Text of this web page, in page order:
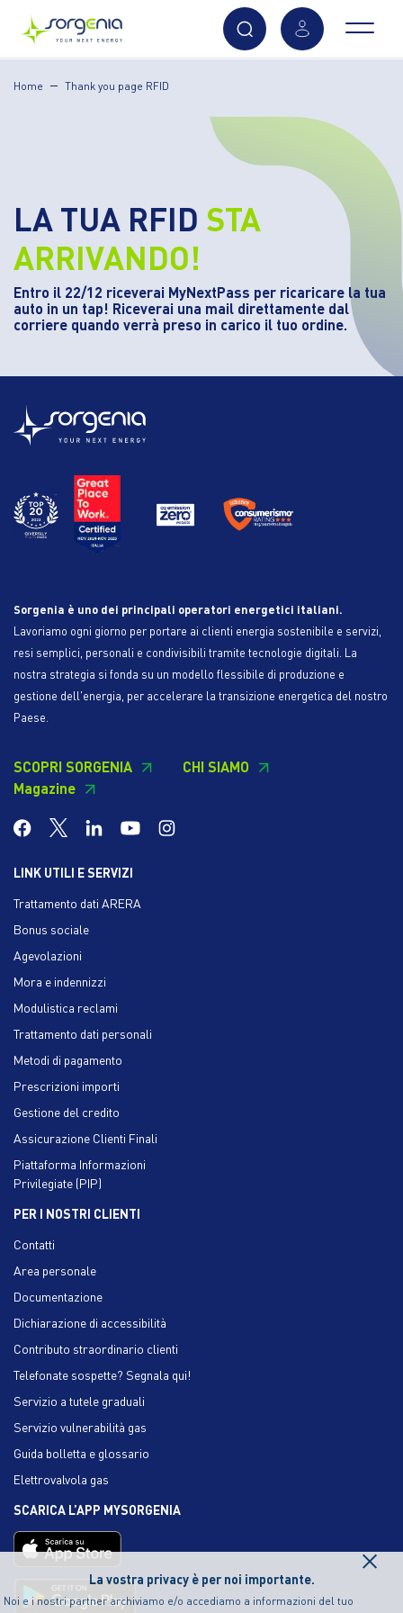
La vostra privacy è per noi importante.
Noi e i nostri partner archiviamo e/o accediamo a informazioni del tuo
×
Home Thank you page RFID
LA TUA RFID STA
ARRIVANDO!
Entro il 22/12 riceverai MyNextPass per ricaricare la tua
auto in un tap! Riceverai una mail direttamente dal
corriere quando verrà preso in carico il tuo ordine.
Sorgenia è uno dei principali operatori energetici italiani.
Lavoriamo ogni giorno per portare ai clienti energia sostenibile e servizi,
resi semplici, personali e condivisibili tramite tecnologie digitali. La
nostra strategia si fonda su un modello flessibile di produzione e
gestione dell'energia, per accelerare la transizione energetica del nostro
Paese.
SCOPRI SORGENIA
CHI SIAMO
Magazine
LINK UTILI E SERVIZI
Trattamento dati ARERA
Bonus sociale
Agevolazioni
Mora e indennizzi
Modulistica reclami
Trattamento dati personali
Metodi di pagamento
Prescrizioni importi
Gestione del credito
Assicurazione Clienti Finali
Piattaforma Informazioni
Privilegiate (PIP)
PER I NOSTRI CLIENTI
Contatti
Area personale
Documentazione
Dichiarazione di accessibilità
Contributo straordinario clienti
Telefonate sospette? Segnala qui!
Servizio a tutele graduali
Servizio vulnerabilità gas
Guida bolletta e glossario
Elettrovalvola gas
SCARICA L’APP MYSORGENIA